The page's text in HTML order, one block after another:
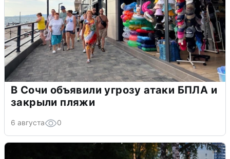
В Сочи объявили угрозу атаки БПЛА и
закрыли пляжи
6 августа 0